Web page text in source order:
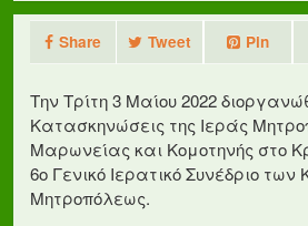
Share Tweet Pin
Την Τρίτη 3 Μαίου 2022
Κατασκηνώσεις της Ιεράς
Μαρωνείας και Κομοτηνής στο
6ο Γενικό Ιερατικό Συνέδριο των
Μητροπόλεως.